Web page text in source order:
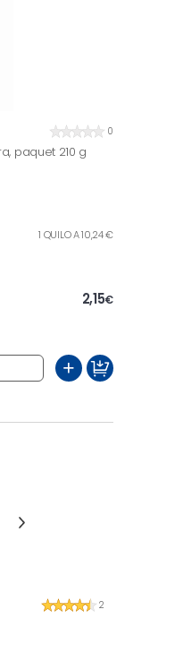
0
paquet 210 g
1 QUILO A 10,24 €
2,15€
+
2